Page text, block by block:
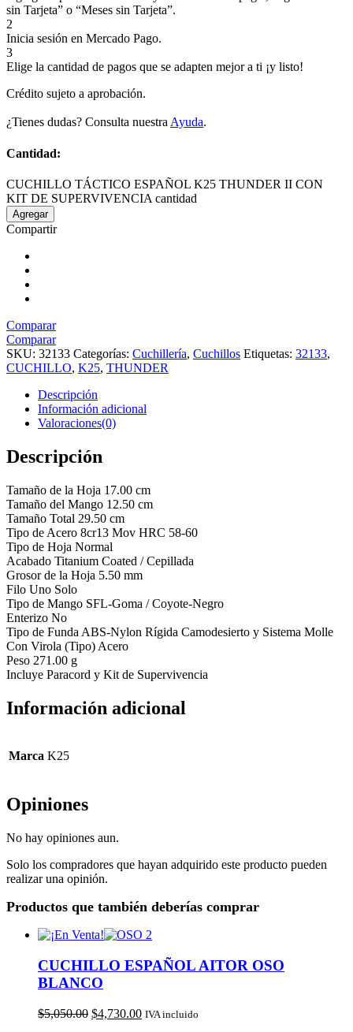
sin Tarjeta” o “Meses sin Tarjeta”.
2
Inicia sesión en Mercado Pago.
3
Elige la cantidad de pagos que se adapten mejor a ti ¡y listo!
Crédito sujeto a aprobación.
¿Tienes dudas? Consulta nuestra Ayuda.
Cantidad:
CUCHILLO TÁCTICO ESPAÑOL K25 THUNDER II CON
KIT DE SUPERVIVENCIA cantidad
Agregar
Compartir
Comparar
Comparar
SKU: 32133 Categorías: Cuchillería, Cuchillos Etiquetas: 32133,
CUCHILLO, K25, THUNDER
Descripción
Información adicional
Valoraciones(0)
Descripción
Tamaño de la Hoja 17.00 cm
Tamaño del Mango 12.50 cm
Tamaño Total 29.50 cm
Tipo de Acero 8cr13 Mov HRC 58-60
Tipo de Hoja Normal
Acabado Titanium Coated / Cepillada
Grosor de la Hoja 5.50 mm
Filo Uno Solo
Tipo de Mango SFL-Goma / Coyote-Negro
Enterizo No
Tipo de Funda ABS-Nylon Rígida Camodesierto y Sistema Molle
Con Virola (Tipo) Acero
Peso 271.00 g
Incluye Paracord y Kit de Supervivencia
Información adicional
Marca K25
Opiniones
No hay opiniones aun.
Solo los compradores que hayan adquirido este producto pueden
realizar una opinión.
Productos que también deberías comprar
CUCHILLO ESPAÑOL AITOR OSO
BLANCO
$5,050.00 $4,730.00 IVA incluido